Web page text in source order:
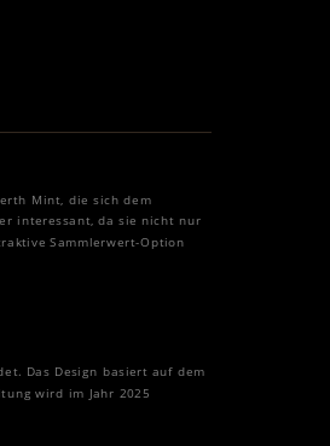
Mint, die sich dem
interessant, da sie nicht nur
Sammlerwert-Option
Das Design basiert auf dem
wird im Jahr 2025